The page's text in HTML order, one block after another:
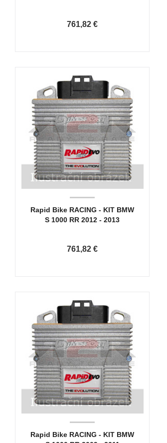
761,82 €
Rapid Bike RACING - KIT BMW
S 1000 RR 2012 - 2013
761,82 €
Rapid Bike RACING - KIT BMW